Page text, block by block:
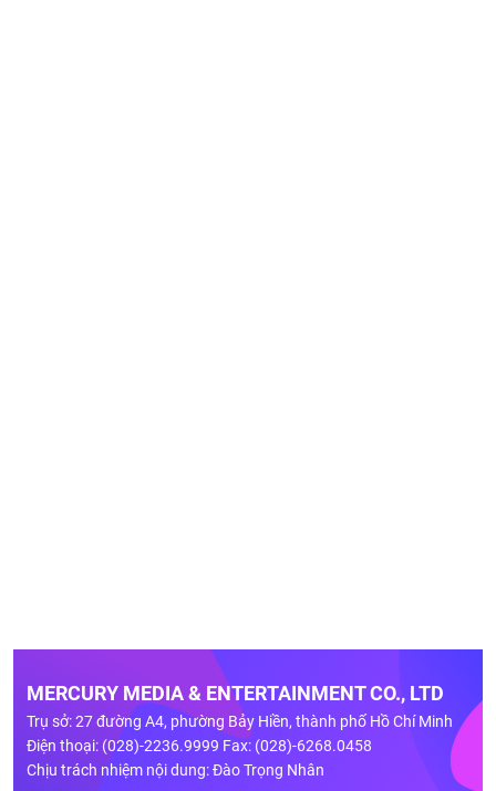
MERCURY MEDIA & ENTERTAINMENT CO., LTD
Trụ sở: 27 đường A4, phường Bảy Hiền, thành phố Hồ Chí Minh
Điện thoại: (028)-2236.9999 Fax: (028)-6268.0458
Chịu trách nhiệm nội dung: Đào Trọng Nhân